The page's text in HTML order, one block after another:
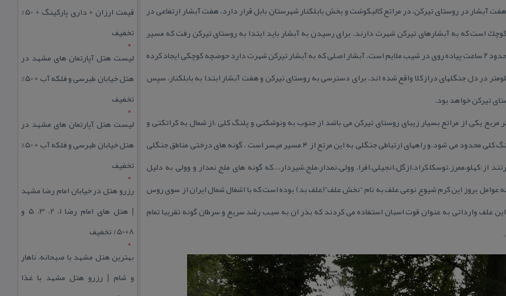
آبشار در روستای تیركن، در مراتع كالبكوشت و بخش بابلكنار شهرستان بابل قرار دارد. هفت آبشار ارتفاعی در
دارد. این منطقه شامل ۷ آبشار كوچك است كه به آبشارهای تیركن شهرت دارند. برای رسیدن به آبشار باید ایتدا به روستای تیركن رفت كه مسیر
آسفالته دارد و از آنجا تا مجموعه آبشارها در حدود ۲ ساعت پیاده روی در شیب ملایم است. آبشار اصلی كه به آبشار تیركن شهرت دارد حوضچه كوچكی ایجاد كرده
آبشار در مسیری به طول ۳ كیلومتر در دل جنگلهای درازكلا واقع شده اند. برای دسترسی به روستای تیركن و هفت آبشار ابتدا به بابلكنار، سپس
تیركن خواهد بود.
به مساحت حدود ۲۰۰هزار متر مربع یكی از مراتع بسیار زیبای روستای تیركن می باشد از جنوب به ونوشكتی و پلنگ كلی ،از شمال به كراتكتی و
نسوم سره ،از غرب به خال بن و از شرق به پلنگ كلی محدود می شود.و راههای ارتباطی جنگلی به این مرتع از ۴ مسیر میسر است . گونه های درختی مناطق جنگلی
وولی،نمدار،ملج،شیردار،…كه گونه های ملج نمدار و وولی به دلیل
عوامل بروز این كرم شیوع نوعی علف به نام “نخش علف”(علف بد) بوده است كه با اشغال شمال ایران از سوی روس
علف وارداتی به عنوان قوت اسبان استفاده می كردند كه بذر ان به سبب رشد سریع و سرطان گونه تقریبا تمام
قیمت ارزان + داری پارکینگ + 50%
تخفیف
لیست هتل آپارتمان های مشهد در
هتل خیابان طبرسی و فلکه آب + 50%
تخفیف
لیست هتل آپارتمان های مشهد در
هتل خیابان طبرسی و فلکه آب + 50%
تخفیف
رزرو هتل در خیابان امام رضا مشهد
| هتل‌ های امام رضا 1، 2، 3، 5 و
8+50% تخفیف
بهترین هتل مشهد با صبحانه، ناهار
و شام | رزرو هتل مشهد با غذا